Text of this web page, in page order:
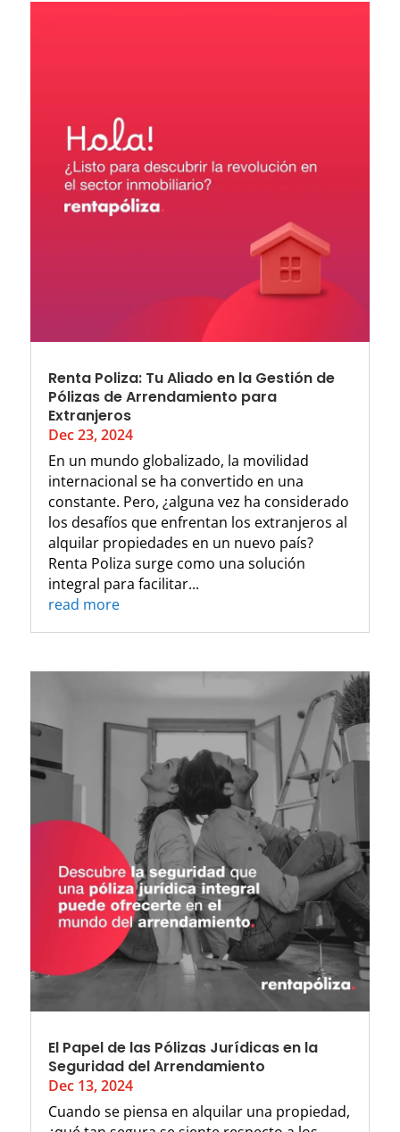
Renta Poliza: Tu Aliado en la Gestión de
Pólizas de Arrendamiento para
Extranjeros
Dec 23, 2024
En un mundo globalizado, la movilidad
internacional se ha convertido en una
constante. Pero, ¿alguna vez ha considerado
los desafíos que enfrentan los extranjeros al
alquilar propiedades en un nuevo país?
Renta Poliza surge como una solución
integral para facilitar...
read more
El Papel de las Pólizas Jurídicas en la
Seguridad del Arrendamiento
Dec 13, 2024
Cuando se piensa en alquilar una propiedad,